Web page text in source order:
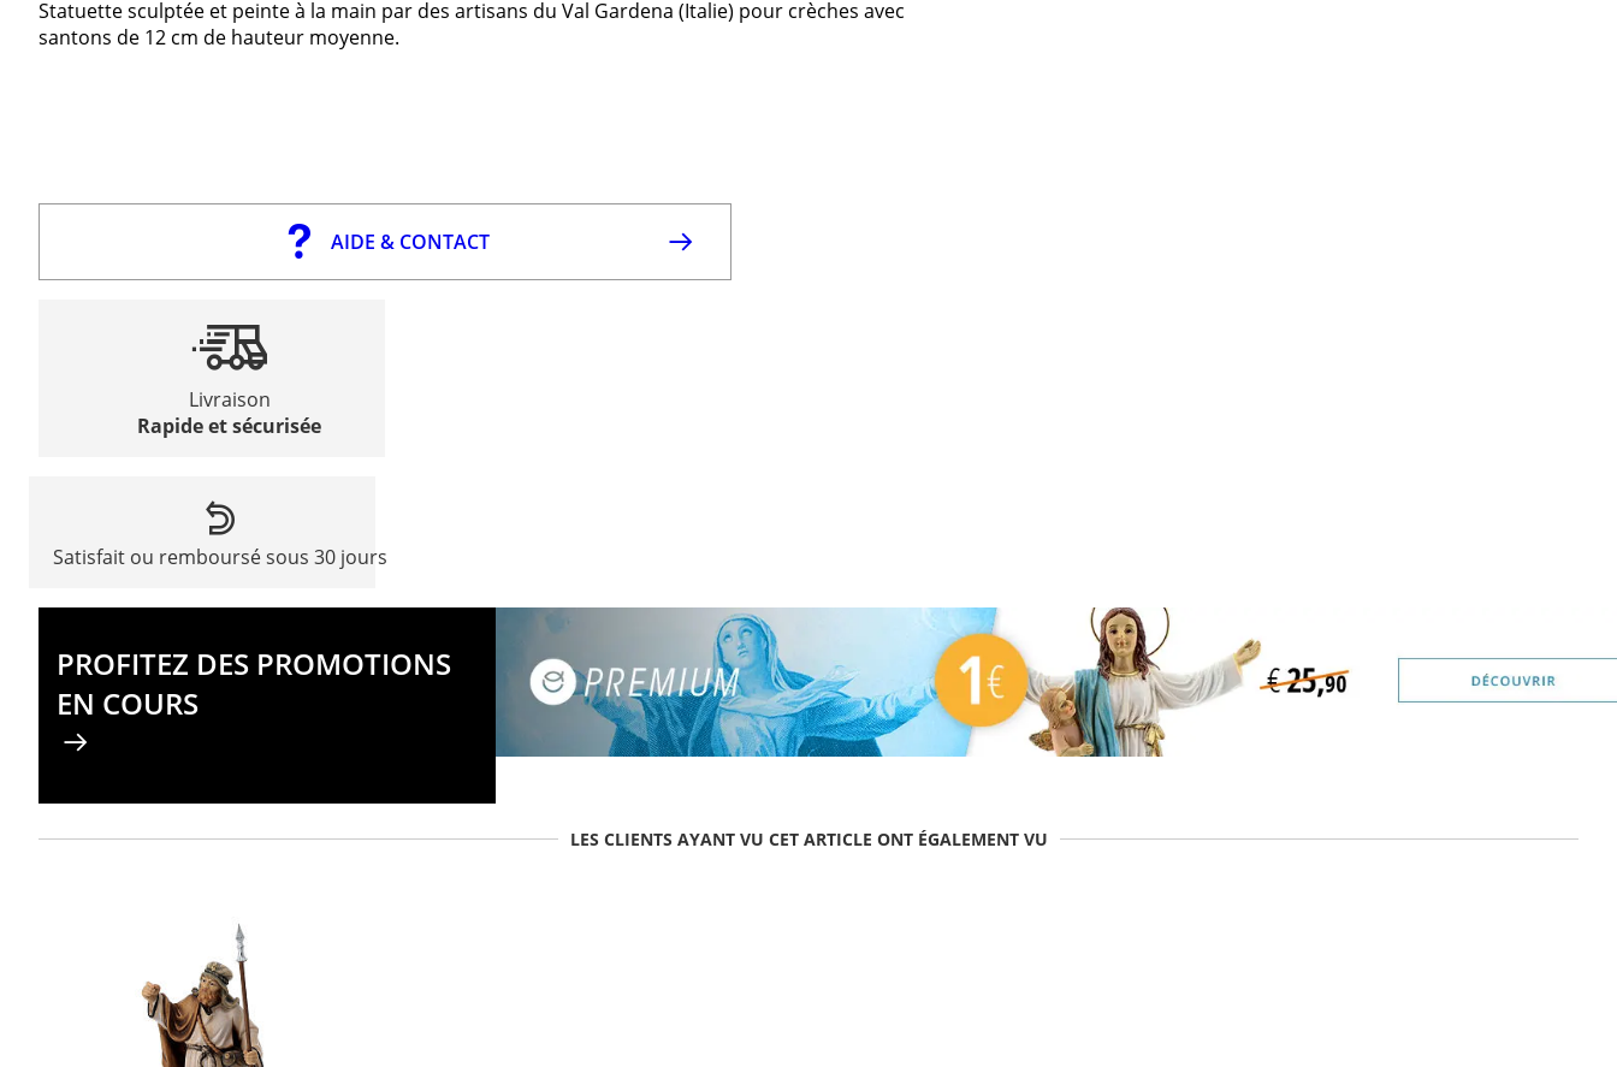
Statuette sculptée et peinte à la main par des artisans du Val Gardena (Italie) pour crèches avec
santons de 12 cm de hauteur moyenne.
AIDE & CONTACT
Livraison
Rapide et sécurisée
Satisfait ou remboursé sous 30 jours
PROFITEZ DES PROMOTIONS
EN COURS
LES CLIENTS AYANT VU CET ARTICLE ONT ÉGALEMENT VU